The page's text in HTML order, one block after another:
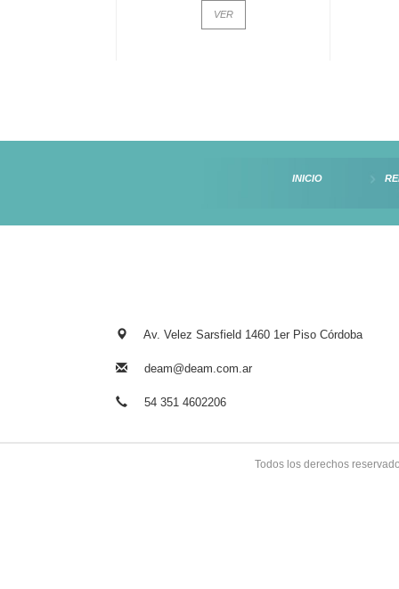
VER
INICIO
Av. Velez Sarsfield 1460 1er Piso Córdoba
deam@deam.com.ar
54 351 4602206
Todos los derechos